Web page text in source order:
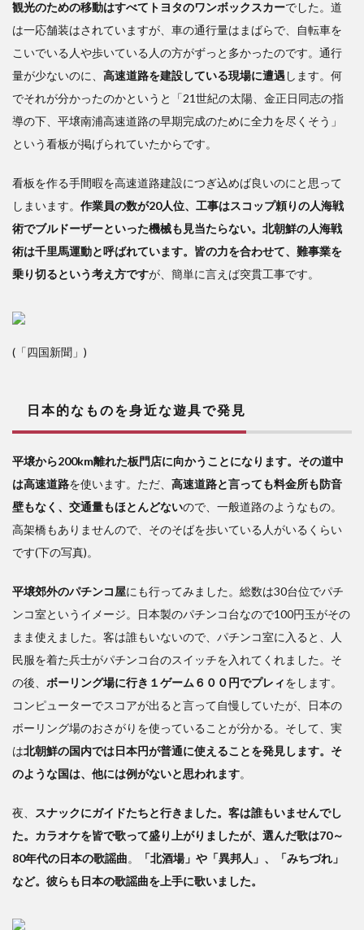
観光のための移動はすべてトヨタのワンボックスカーでした。道
は一応舗装はされていますが、車の通行量はまばらで、自転車を
こいでいる人や歩いている人の方がずっと多かったのです。通行
量が少ないのに、 高速道路を建設している現場に遭遇 します。何
でそれが分かったのかというと「21世紀の太陽、金正日同志の指
導の下、平壌南浦高速道路の早期完成のために全力を尽くそう」
という看板が掲げられていたからです。
看板を作る手間暇を高速道路建設につぎ込めば良いのにと思って
しまいます。 作業員の数が20人位、工事はスコップ頼りの人海戦
術でブルドーザーといった機械も見当たらない。北朝鮮の人海戦
術は千里馬運動と呼ばれています。皆の力を合わせて、難事業を
乗り切るという考え方ですが、簡単に言えば突貫工事です。
(「四国新聞」)
日本的なものを身近な遊具で発見
平壌から200km離れた板門店に向かうことになります。その道中
は高速道路を使います。ただ、 高速道路と言っても料金所も防音
壁もなく、交通量もほとんどないので、一般道路のようなもの。
高架橋もありませんので、そのそばを歩いている人がいるくらい
です(下の写真)。
平壌郊外のパチンコ屋にも行ってみました。総数は30台位でパチ
ンコ室というイメージ。日本製のパチンコ台なので100円玉がその
まま使えました。客は誰もいないので、パチンコ室に入ると、人
民服を着た兵士がパチンコ台のスイッチを入れてくれました。そ
の後、 ボーリング場に行き１ゲーム６００円でプレィをします。
コンピューターでスコアが出ると言って自慢していたが、日本の
ボーリング場のおさがりを使っていることが分かる。そして、実
は北朝鮮の国内では日本円が普通に使えることを発見します。そ
のような国は、他には例がないと思われます。
夜、
スナックにガイドたちと行きました。客は誰もいませんでし
た。カラオケを皆で歌って盛り上がりましたが、選んだ歌は70～
80年代の日本の歌謡曲。
「北酒場」や「異邦人」、「みちづれ」
など。彼らも日本の歌謡曲を上手に歌いました。